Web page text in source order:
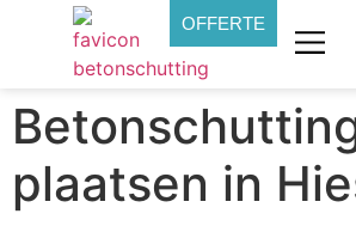
OFFERTE
plaatsen in